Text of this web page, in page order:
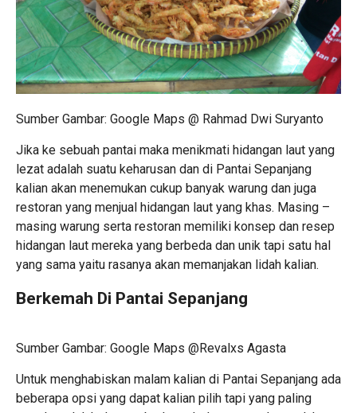
Sumber Gambar: Google Maps @ Rahmad Dwi Suryanto
Jika ke sebuah pantai maka menikmati hidangan laut yang
lezat adalah suatu keharusan dan di Pantai Sepanjang
kalian akan menemukan cukup banyak warung dan juga
restoran yang menjual hidangan laut yang khas. Masing –
masing warung serta restoran memiliki konsep dan resep
hidangan laut mereka yang berbeda dan unik tapi satu hal
yang sama yaitu rasanya akan memanjakan lidah kalian.
Berkemah Di Pantai Sepanjang
Sumber Gambar: Google Maps @Revalxs Agasta
Untuk menghabiskan malam kalian di Pantai Sepanjang ada
beberapa opsi yang dapat kalian pilih tapi yang paling